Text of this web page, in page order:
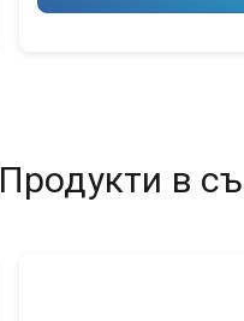
Продукти в